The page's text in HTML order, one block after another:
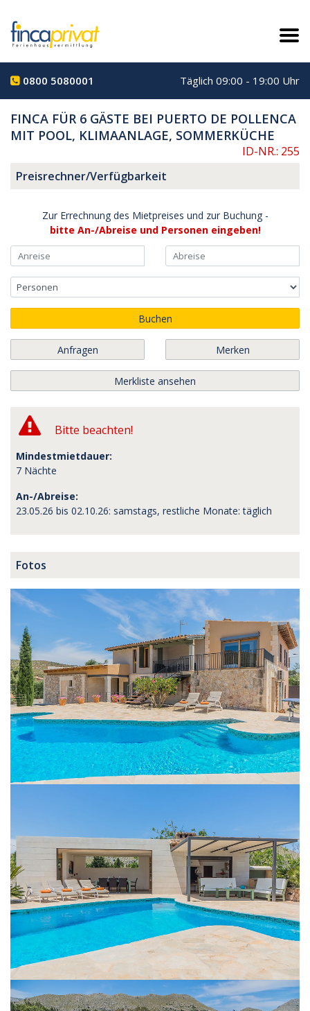
0800 5080001 Täglich 09:00 - 19:00 Uhr
FINCA FÜR 6 GÄSTE BEI PUERTO DE POLLENCA
MIT POOL, KLIMAANLAGE, SOMMERKÜCHE
ID-NR.: 255
Preisrechner/Verfügbarkeit
Zur Errechnung des Mietpreises und zur Buchung -
bitte An-/Abreise und Personen eingeben!
Buchen
Anfragen Merken
Merkliste ansehen
Bitte beachten!
Mindestmietdauer:
7 Nächte
An-/Abreise:
23.05.26 bis 02.10.26: samstags, restliche Monate: täglich
Fotos